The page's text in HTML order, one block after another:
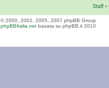
Staff •
© 2000, 2002, 2005, 2007 phpBB Group
phpBBItalia.netbasata su phpBB.it 2010